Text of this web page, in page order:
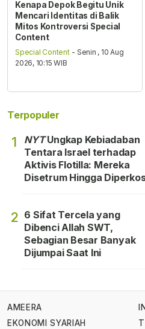
Kenapa Depok Begitu Unik
Mencari Identitas di Balik
Mitos Kontroversi Special
Content
Special Content - Senin , 10 Aug
2026, 10:15 WIB
Terpopuler
1 NYTUngkap Kebiadaban
Tentara Israel terhadap
Aktivis Flotilla: Mereka
Disetrum Hingga
2 6 Sifat Tercela yang
Dibenci Allah SWT,
Sebagian Besar Banyak
Dijumpai Saat Ini
AMEERA
EKONOMI SYARIAH